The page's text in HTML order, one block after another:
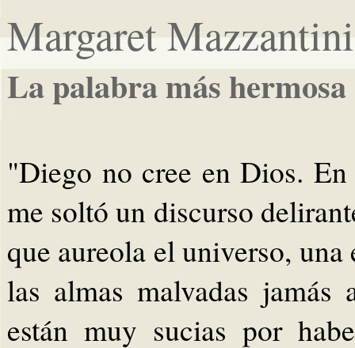
Margaret Mazzantini
La palabra más
"Diego no cree en Dios.
me soltó un discurso
que aureola el universo,
las almas malvadas
están muy sucias por